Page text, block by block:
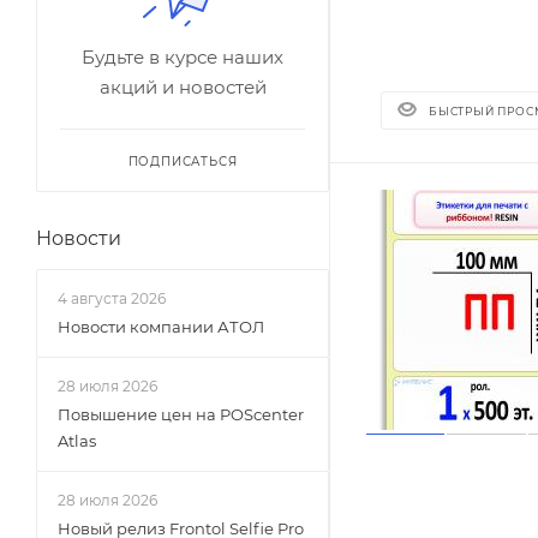
БЫСТРЫЙ
100*40
40*70
70*25
Будьте в курсе наших
акций и новостей
ПОДПИСАТЬСЯ
Новости
4 августа 2026
Новости компании АТОЛ
28 июля 2026
Повышение цен на POScenter
Atlas
28 июля 2026
Новый релиз Frontol Selfie Pro